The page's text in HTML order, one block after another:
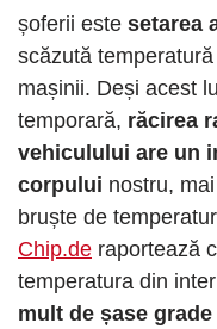
șoferii este setarea
scăzută
mașinii. Deși acest
temporară, răcirea
vehiculului are un
corpului nostru,
bruște de
Chip.de raportează
temperatura din
mult de șase